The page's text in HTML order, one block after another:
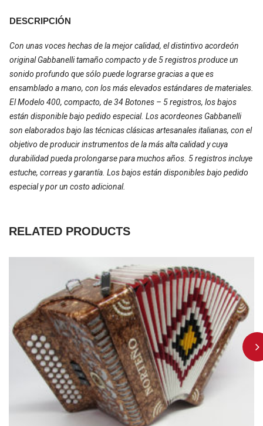
DESCRIPCIÓN
Con unas voces hechas de la mejor calidad, el distintivo acordeón
original Gabbanelli tamaño compacto y de 5 registros produce un
sonido profundo que sólo puede lograrse gracias a que es
ensamblado a mano, con los más elevados estándares de materiales.
El Modelo 400, compacto, de 34 Botones – 5 registros, los bajos
están disponible bajo pedido especial. Los acordeones Gabbanelli
son elaborados bajo las técnicas clásicas artesanales italianas, con el
objetivo de producir instrumentos de la más alta calidad y cuya
durabilidad pueda prolongarse para muchos años. 5 registros incluye
estuche, correas y garantía. Los bajos están disponibles bajo pedido
especial y por un costo adicional.
RELATED PRODUCTS